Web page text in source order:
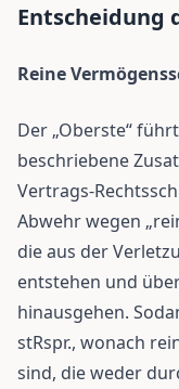
Entscheidung
Reine
Der „Oberste“
beschriebene
Vertrags-
Abwehr wegen
die aus der
entstehen und
hinausgehen.
stRspr., wonach
sind, die weder